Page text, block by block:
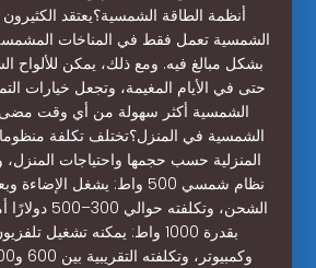
أنظمة الطاقة الشمسية؟يعتقد
الشمسية تعمل فقط في المناخات المشمسة
بشكل مبالغ فيه. ومع ذلك، يمكن للألواح
حتى في الأيام المغيمة، وتجعل خيارات
الشمسية أكثر سهولة من أي وقت
الشمسية في المنزل؟تختلف تكلفة
المنزلية حسب حجمها واحتياجات
نظام شمسي 500 واط: يشغل
الشحن،
بقدرة 1000 واط: يمكنه تشغيل
وكمبيوتر، وتكلفته التقريبية بين 600 و1000 دولارًا أمريكيً